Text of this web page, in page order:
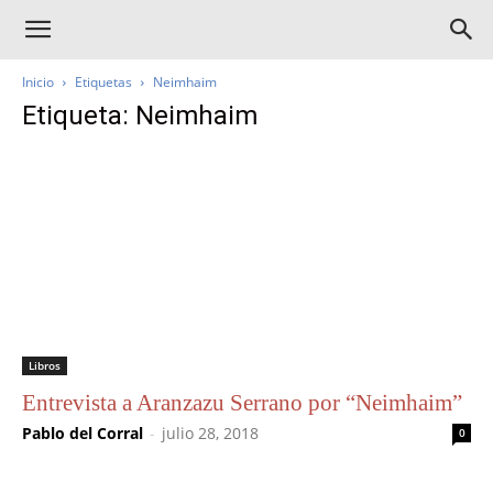
Inicio Etiquetas Neimhaim
Etiqueta: Neimhaim
Libros
Entrevista a Aranzazu Serrano por “Neimhaim”
Pablo del Corral - julio 28, 2018 0